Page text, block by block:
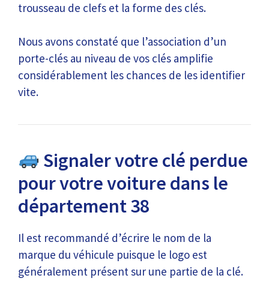
trousseau de clefs et la forme des clés.
Nous avons constaté que l’association d’un
porte-clés au niveau de vos clés amplifie
considérablement les chances de les identifier
vite.
Signaler votre clé perdue
pour votre voiture dans le
département 38
Il est recommandé d’écrire le nom de la
marque du véhicule puisque le logo est
généralement présent sur une partie de la clé.